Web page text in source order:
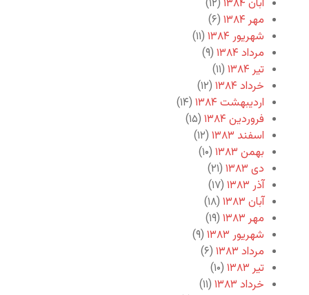
آبان ۱۳۸۴
(۱۲)
مهر ۱۳۸۴
(۶)
شهریور ۱۳۸۴
(۱۱)
مرداد ۱۳۸۴
(۹)
تیر ۱۳۸۴
(۱۱)
خرداد ۱۳۸۴
(۱۲)
اردیبهشت ۱۳۸۴
(۱۴)
فروردین ۱۳۸۴
(۱۵)
اسفند ۱۳۸۳
(۱۲)
بهمن ۱۳۸۳
(۱۰)
دی ۱۳۸۳
(۲۱)
آذر ۱۳۸۳
(۱۷)
آبان ۱۳۸۳
(۱۸)
مهر ۱۳۸۳
(۱۹)
شهریور ۱۳۸۳
(۹)
مرداد ۱۳۸۳
(۶)
تیر ۱۳۸۳
(۱۰)
خرداد ۱۳۸۳
(۱۱)